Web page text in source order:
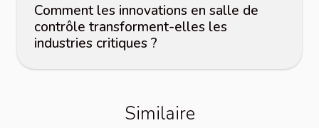
Comment les innovations en salle de
contrôle transforment-elles les
industries critiques ?
Similaire